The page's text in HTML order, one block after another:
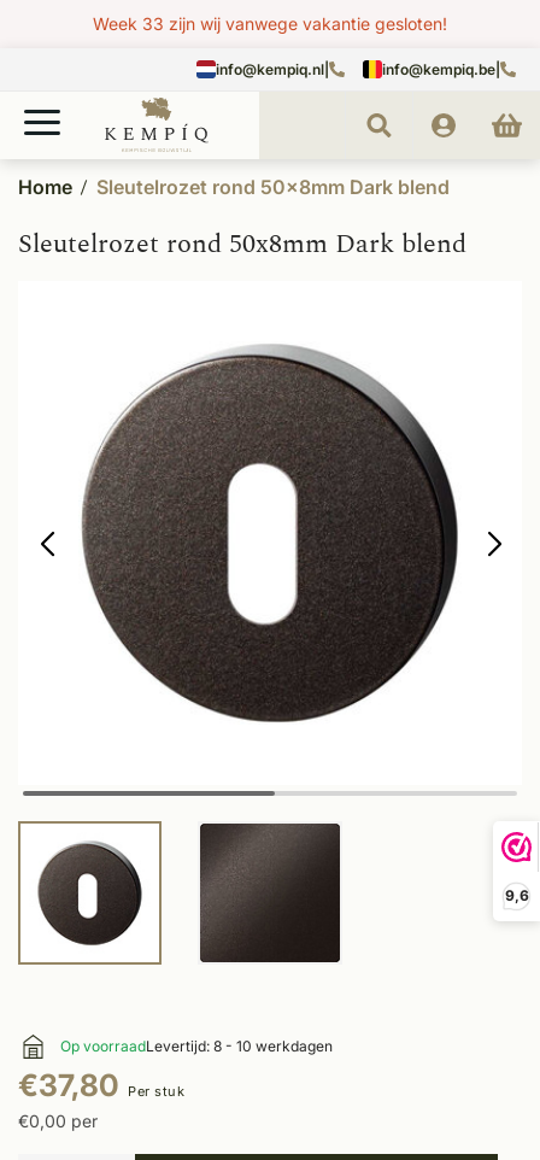
9,6
Week 33 zijn wij vanwege vakantie gesloten!
info@kempiq.nl info@kempiq.be
Home Sleutelrozet rond 50x8mm Dark blend
Sleutelrozet rond 50x8mm Dark blend
Op voorraadLevertijd: 8 - 10 werkdagen
€37,80 Per stuk
€0,00 per